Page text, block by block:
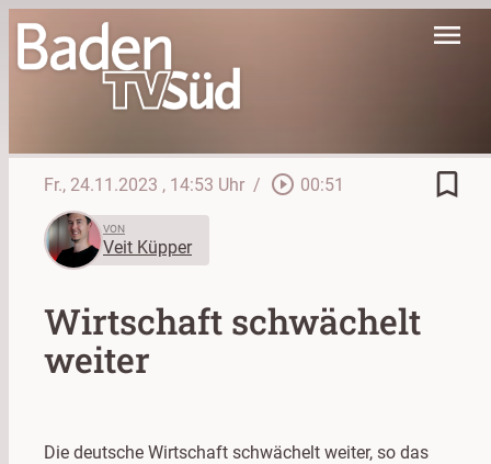
menu
Fr., 24.11.2023 , 14:53 Uhr / play_circle_outline 00:51 bookmark_border
VON
Veit Küpper
Wirtschaft schwächelt
weiter
Die deutsche Wirtschaft schwächelt weiter, so das